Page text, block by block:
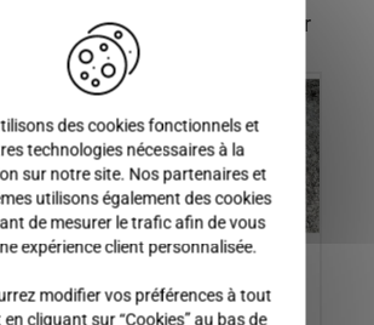
également être intéressé par
A751,
MOTEUR KUBOTA, AIXAM
400evo, 400S-L, 400SL,
des cookies fonctionnels et
technologies nécessaires à la
sur notre site. Nos partenaires et
utilisons également des cookies
de mesurer le trafic afin de vous
expérience client personnalisée.
modifier vos préférences à tout
cliquant sur “Cookies” au bas de